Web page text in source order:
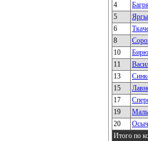
4
5
6
8
10
11
13
15
17
19
20
Итого по